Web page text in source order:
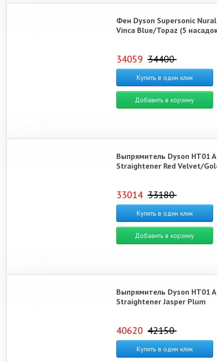
Фен Dyson Supersonic
Vinca Blue/Topaz (5
34059 34400
Купить в один клик
Добавить в корзину
Выпрямитель Dyson HT01
Straightener Red Velvet/
33014 33180
Купить в один клик
Добавить в корзину
Выпрямитель Dyson HT01
Straightener Jasper Plum
40620 42150
Купить в один клик